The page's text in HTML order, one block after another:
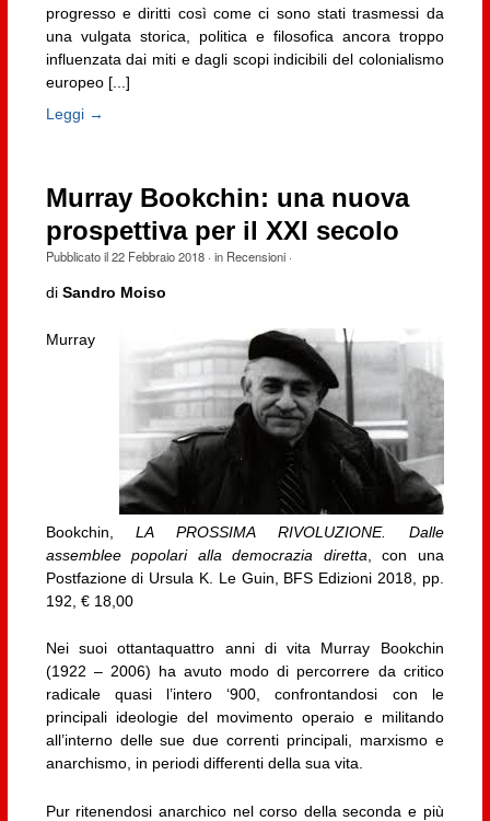
progresso e diritti così come ci sono stati trasmessi da
una vulgata storica, politica e filosofica ancora troppo
influenzata dai miti e dagli scopi indicibili del colonialismo
europeo [...]
Leggi →
Murray Bookchin: una nuova
prospettiva per il XXI secolo
Pubblicato il22 Febbraio 2018· in Recensioni·
di Sandro Moiso
Murray
Bookchin,LA PROSSIMA RIVOLUZIONE. Dalle
assemblee popolari alla democrazia diretta , con una
Postfazione di Ursula K. Le Guin, BFS Edizioni 2018, pp.
192, € 18,00
Nei suoi ottantaquattro anni di vita Murray Bookchin
(1922 – 2006) ha avuto modo di percorrere da critico
radicale quasi l’intero ‘900, confrontandosi con le
principali ideologie del movimento operaio e militando
all’interno delle sue due correnti principali, marxismo e
anarchismo, in periodi differenti della sua vita.
Pur ritenendosi anarchico nel corso della seconda e più